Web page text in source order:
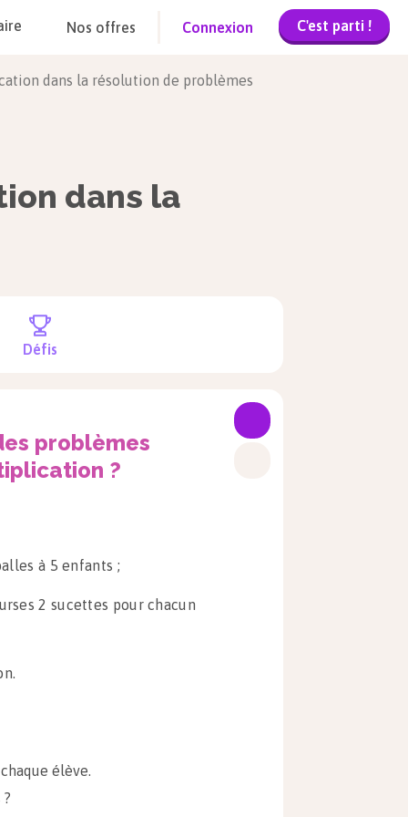
Nos offres Connexion C'est parti !
dans la résolution de problèmes
dans la
Défis
problèmes
?
à 5 enfants ;
2 sucettes pour chacun
élève.